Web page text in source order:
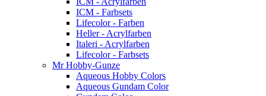
ICM - Farbsets
Lifecolor - Farben
Heller - Acrylfarben
Italeri - Acrylfarben
Lifecolor - Farbsets
Mr Hobby-Gunze
Aqueous Hobby Colors
Aqueous Gundam Color